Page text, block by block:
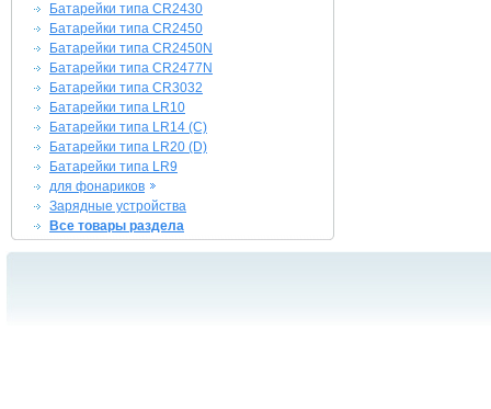
Батарейки типа CR2430
Батарейки типа CR2450
Батарейки типа CR2450N
Батарейки типа CR2477N
Батарейки типа CR3032
Батарейки типа LR10
Батарейки типа LR14 (C)
Батарейки типа LR20 (D)
Батарейки типа LR9
для фонариков
Зарядные устройства
Все товары раздела